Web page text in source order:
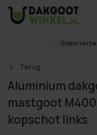
Gratis
Terug
Aluminium
mastgoot
kopschot links